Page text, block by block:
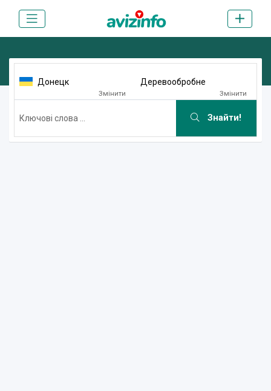
Донецк
Змінити
Деревообробне
Змінити
Знайти!